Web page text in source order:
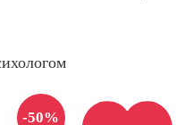
Менеджер по
-50%